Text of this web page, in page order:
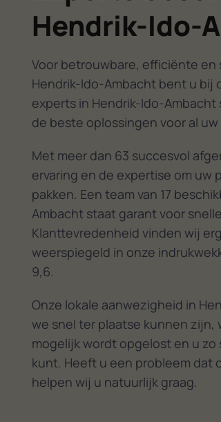
Hendrik-Ido-
Voor betrouwbare, efficiënte
Hendrik-Ido-Ambacht bent u bij
experts in Hendrik-Ido-Ambacht
de beste oplossingen voor al
Met meer dan 63 succesvol
ervaring en de expertise om uw
pakken. Een team van 17
Ambacht staat garant voor
Klanttevredenheid vinden wij
weerspiegeld in onze
9,6.
Onze lokale aanwezigheid in
we snel ter plaatse kunnen zijn,
mogelijk wordt opgelost en u zo
kunt. Heeft u een probleem dat
helpen wij u natuurlijk graag.